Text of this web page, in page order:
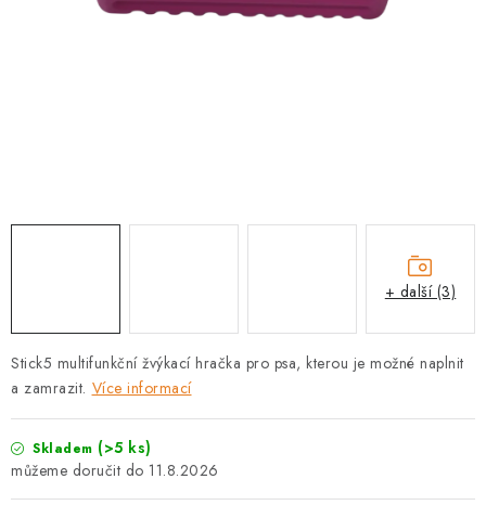
O nás Kontakty
Doprava a platba
Zásady použivání souboru cookies
Hodnocení obchodu
FAQ
Stick5 multifunkční žvýkací hračka pro psa, kterou je možné naplnit
a zamrazit. Více informací
Skladem (>5 ks)
11.8.2026
+ další (3)